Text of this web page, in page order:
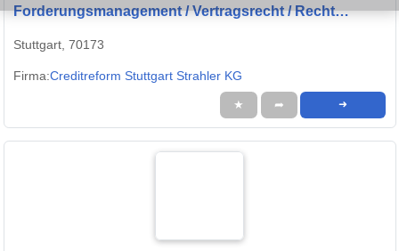
Forderungsmanagement / Vertragsrecht / Recht
Stuttgart, 70173
Firma:Creditreform Stuttgart Strahler KG
★ ➦ ➜